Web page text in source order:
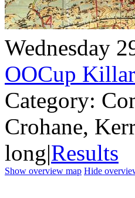
Wednesday
OOCup
Category:
Crohane,
long|Results
Show overview map Hide